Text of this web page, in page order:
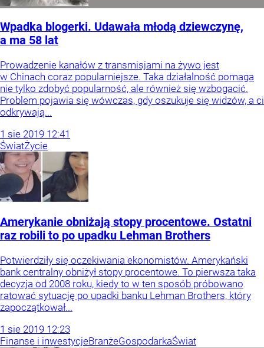
Wpadka blogerki. Udawała młodą dziewczynę,
a ma 58 lat
Prowadzenie kanałów z transmisjami na żywo jest
w Chinach coraz popularniejsze. Taka działalność pomaga
nie tylko zdobyć popularność, ale również się wzbogacić.
Problem pojawia się wówczas, gdy oszukuje się widzów, a ci
odkrywają...
1 sie 2019 12:41
ŚwiatŻycie
Amerykanie obniżają stopy procentowe. Ostatni
raz robili to po upadku Lehman Brothers
Potwierdziły się oczekiwania ekonomistów. Amerykański
bank centralny obniżył stopy procentowe. To pierwsza taka
decyzja od 2008 roku, kiedy to w ten sposób próbowano
ratować sytuację po upadki banku Lehman Brothers, który
zapoczątkował...
1 sie 2019 12:23
Finanse i inwestycjeBranżeGospodarkaŚwiat